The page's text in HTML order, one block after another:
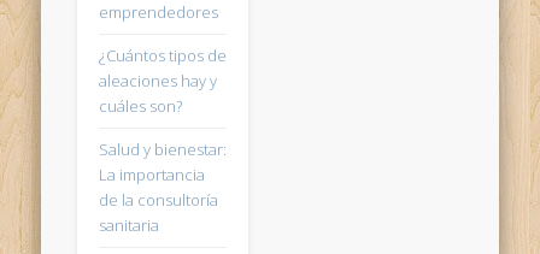
emprendedores
¿Cuántos tipos de
aleaciones hay y
cuáles son?
Salud y bienestar:
La importancia
de la consultoría
sanitaria